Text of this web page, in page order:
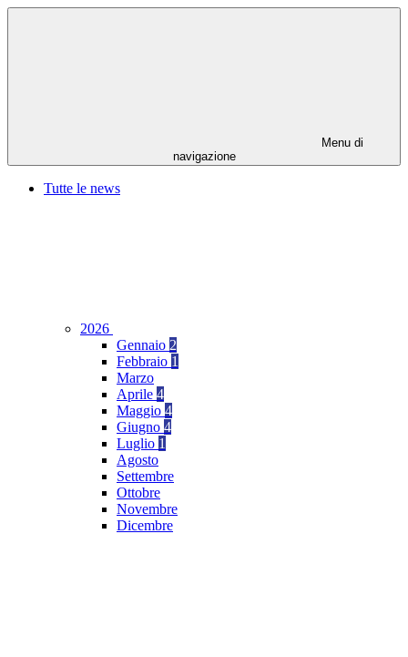
Menu di
navigazione
Tutte le news
2026
Gennaio 2
Febbraio 1
Marzo
Aprile 4
Maggio 4
Giugno 4
Luglio 1
Agosto
Settembre
Ottobre
Novembre
Dicembre